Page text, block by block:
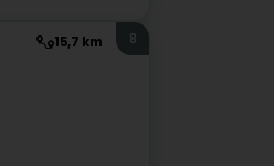
15,7 km 8